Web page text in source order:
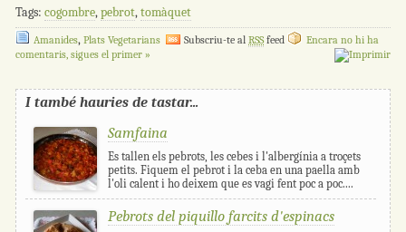
Tags: cogombre,pebrot,tomàquet
Amanides, Plats Vegetarians Subscriu-te al RSSfeed
Encara no hi ha
comentaris, sigues el primer »
I també hauries de tastar...
Samfaina
Es tallen els pebrots, les cebes i l'albergínia a troçets
petits. Fiquem el pebrot i la ceba en una paella amb
l'oli calent i ho deixem que es vagi fent poc a poc....
Pebrots del piquillo farcits d'espinacs